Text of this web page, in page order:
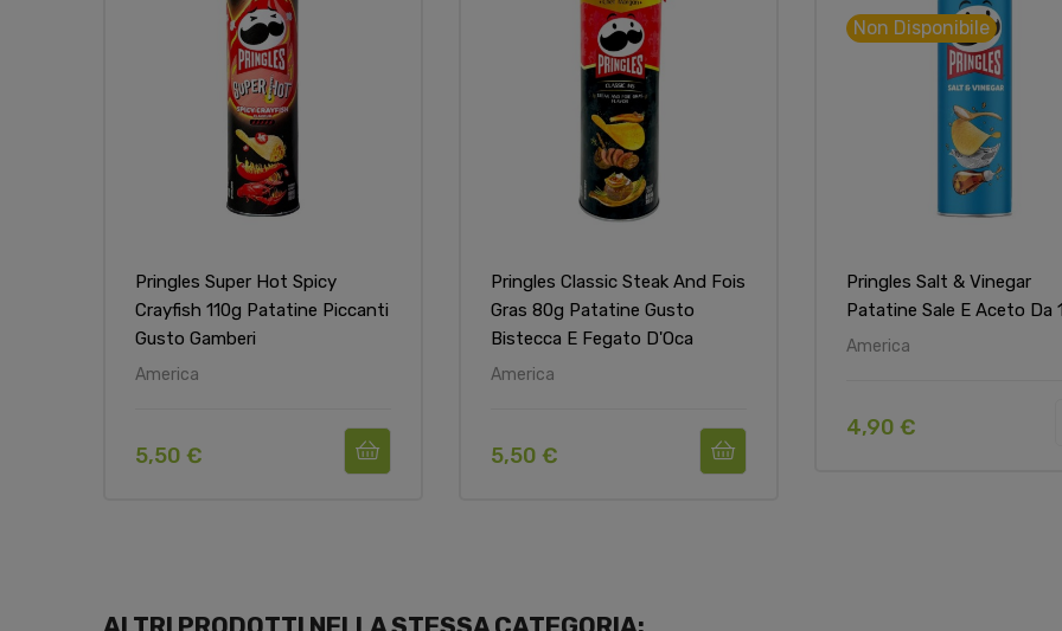
Pringles Super Hot Spicy
Crayfish 110g Patatine Piccanti
Gusto Gamberi
America
5,50 €
Pringles Classic Steak And Fois
Gras 80g Patatine Gusto
Bistecca E Fegato D'Oca
America
5,50 €
Pringles Salt & Vinegar
Patatine Sale E Aceto Da
America
Non Disponibile
4,90 €